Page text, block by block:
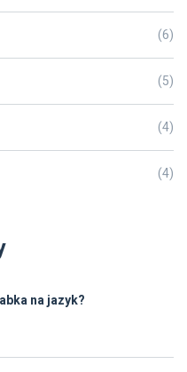
(6)
(5)
(4)
(4)
na jazyk?